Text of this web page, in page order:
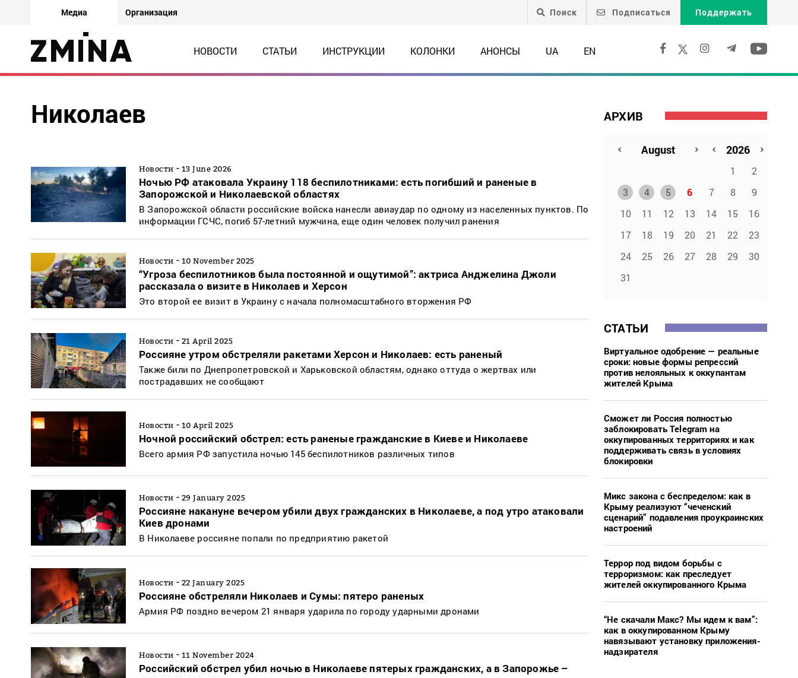
Медиа Организация Поиск Подписаться Поддержать
НОВОСТИ СТАТЬИ ИНСТРУКЦИИ КОЛОНКИ АНОНСЫ UA EN
Николаев
Новости - 13 June 2026
Ночью РФ атаковала Украину 118 беспилотниками: есть погибший и раненые в
Запорожской и Николаевской областях
В Запорожской области российские войска нанесли авиаудар по одному из населенных пунктов. По
информации ГСЧС, погиб 57-летний мужчина, еще один человек получил ранения
Новости - 10 November 2025
“Угроза беспилотников была постоянной и ощутимой”: актриса Анджелина Джоли
рассказала о визите в Николаев и Херсон
Это второй ее визит в Украину с начала полномасштабного вторжения РФ
Новости - 21 April 2025
Россияне утром обстреляли ракетами Херсон и Николаев: есть раненый
Также били по Днепропетровской и Харьковской областям, однако оттуда о жертвах или
пострадавших не сообщают
Новости - 10 April 2025
Ночной российский обстрел: есть раненые гражданские в Киеве и Николаеве
Всего армия РФ запустила ночью 145 беспилотников различных типов
Новости - 29 January 2025
Россияне накануне вечером убили двух гражданских в Николаеве, а под утро атаковали
Киев дронами
В Николаеве россияне попали по предприятию ракетой
Новости - 22 January 2025
Россияне обстреляли Николаев и Сумы: пятеро раненых
Армия РФ поздно вечером 21 января ударила по городу ударными дронами
Новости - 11 November 2024
Российский обстрел убил ночью в Николаеве пятерых гражданских, а в Запорожье –
АРХИВ
1
2
3
4 5 6 7 8
9
10
11 12 13 14 15
16
17
18 19 20 21 22
23
24
25 26 27 28 29
30
31
СТАТЬИ
Виртуальное одобрение — реальные
сроки: новые формы репрессий
против нелояльных к оккупантам
жителей Крыма
Сможет ли Россия полностью
заблокировать Telegram на
оккупированных территориях и как
поддерживать связь в условиях
блокировки
Микс закона с беспределом: как в
Крыму реализуют “чеченский
сценарий” подавления проукраинских
настроений
Террор под видом борьбы с
терроризмом: как преследует
жителей оккупированного Крыма
“Не скачали Макс? Мы идем к вам”:
как в оккупированном Крыму
навязывают установку приложения-
надзирателя